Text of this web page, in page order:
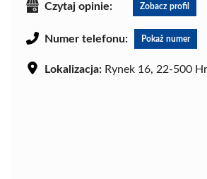
Czytaj opinie: Zobacz profil
Numer telefonu: Pokaż numer
Lokalizacja: Rynek 16, 22-500